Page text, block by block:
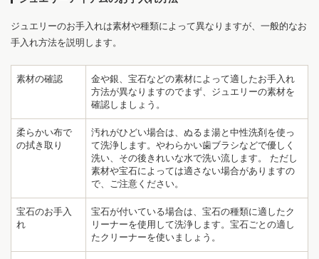
ジュエリーのお手入れは素材や種類によって異なりますが、一般的なお
手入れ方法を説明します。
素材の確認
金や銀、宝石などの素材によって適したお手入れ
方法が異なりますのでまず、ジュエリーの素材を
確認しましょう。
柔らかい布で
の拭き取り
汚れがひどい場合は、ぬるま湯と中性洗剤を使っ
て洗浄します。やわらかい歯ブラシなどで優しく
洗い、その後きれいな水で洗い流します。 ただし
素材や宝石によっては適さない場合がありますの
で、ご注意ください。
宝石のお手入
れ
宝石が付いている場合は、宝石の種類に適したク
リーナーを使用して洗浄します。宝石ごとの適し
たクリーナーを使いましょう。